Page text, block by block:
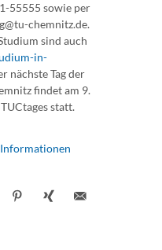
55555 sowie per
chemnitz.de.
sind auch
in-
nächste Tag der
findet am 9.
statt.